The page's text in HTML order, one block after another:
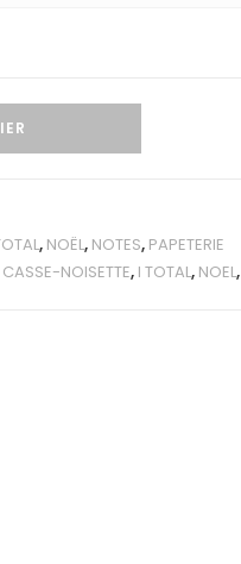
, NOËL, NOTES, PAPETERIE
CASSE-NOISETTE, I TOTAL, NOEL,